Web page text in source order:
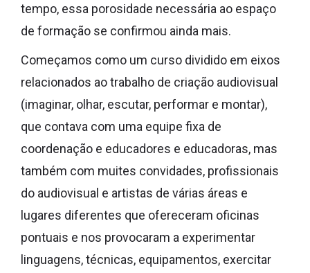
tempo, essa porosidade necessária ao espaço
de formação se confirmou ainda mais.
Começamos como um curso dividido em eixos
relacionados ao trabalho de criação audiovisual
(imaginar, olhar, escutar, performar e montar),
que contava com uma equipe fixa de
coordenação e educadores e educadoras, mas
também com muites convidades, profissionais
do audiovisual e artistas de várias áreas e
lugares diferentes que ofereceram oficinas
pontuais e nos provocaram a experimentar
linguagens, técnicas, equipamentos, exercitar